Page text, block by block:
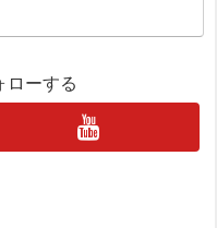
ローする